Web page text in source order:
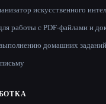
искусственного
работы с PDF-файлами и
домашних заданий